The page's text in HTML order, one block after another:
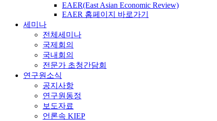
EAER(East Asian Economic Review)
EAER 홈페이지 바로가기
세미나
전체세미나
국제회의
국내회의
전문가 초청간담회
연구원소식
공지사항
연구원동정
보도자료
언론속 KIEP